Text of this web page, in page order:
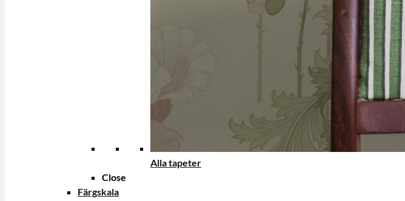
Alla tapeter
Close
Färgskala